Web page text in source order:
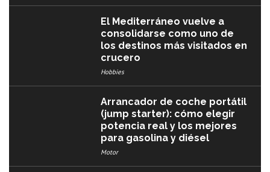
El Mediterráneo vuelve a
consolidarse como uno de
los destinos más visitados en
crucero
Hobbies
Arrancador de coche portátil
(jump starter): cómo elegir
potencia real y los mejores
para gasolina y diésel
Motor